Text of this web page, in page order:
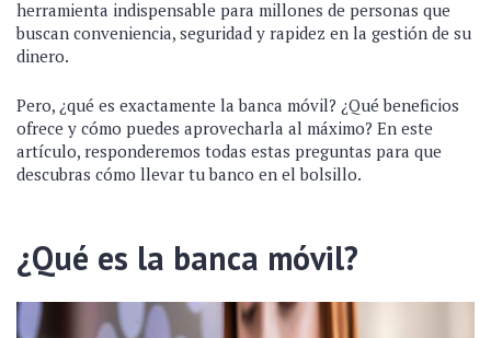
herramienta indispensable para millones de personas que
buscan conveniencia, seguridad y rapidez en la gestión de su
dinero.
Pero, ¿qué es exactamente la banca móvil? ¿Qué beneficios
ofrece y cómo puedes aprovecharla al máximo? En este
artículo, responderemos todas estas preguntas para que
descubras cómo llevar tu banco en el bolsillo.
¿Qué es la banca móvil?